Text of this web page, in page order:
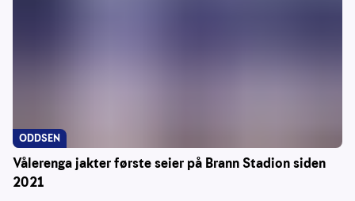
Vålerenga jakter første seier på Brann Stadion siden
2021
ODDSEN